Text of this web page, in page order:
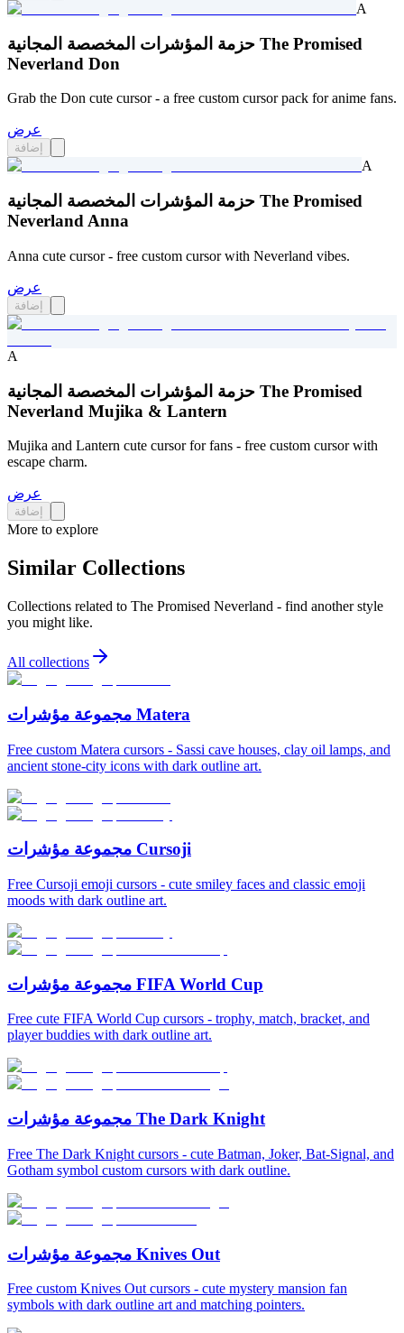
A
حزمة المؤشرات المخصصة المجانية The Promised
Neverland Don
Grab the Don cute cursor - a free custom cursor pack for anime fans.
عرض
إضافة
A
حزمة المؤشرات المخصصة المجانية The Promised
Neverland Anna
Anna cute cursor - free custom cursor with Neverland vibes.
عرض
إضافة
A
حزمة المؤشرات المخصصة المجانية The Promised
Neverland Mujika & Lantern
Mujika and Lantern cute cursor for fans - free custom cursor with
escape charm.
عرض
إضافة
More to explore
Similar Collections
Collections related to The Promised Neverland - find another style
you might like.
All collections
مجموعة مؤشرات Matera
Free custom Matera cursors - Sassi cave houses, clay oil lamps, and
ancient stone-city icons with dark outline art.
مجموعة مؤشرات Cursoji
Free Cursoji emoji cursors - cute smiley faces and classic emoji
moods with dark outline art.
مجموعة مؤشرات FIFA World Cup
Free cute FIFA World Cup cursors - trophy, match, bracket, and
player buddies with dark outline art.
مجموعة مؤشرات The Dark Knight
Free The Dark Knight cursors - cute Batman, Joker, Bat-Signal, and
Gotham symbol custom cursors with dark outline.
مجموعة مؤشرات Knives Out
Free custom Knives Out cursors - cute mystery mansion fan
symbols with dark outline art and matching pointers.